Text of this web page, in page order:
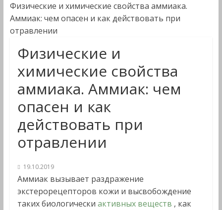
Физические и химические свойства аммиака.
Аммиак: чем опасен и как действовать при
отравлении
Физические и
химические свойства
аммиака. Аммиак: чем
опасен и как
действовать при
отравлении
19.10.2019
Аммиак вызывает раздражение
экстерорецепторов кожи и высвобождение
таких биологически активных веществ , как